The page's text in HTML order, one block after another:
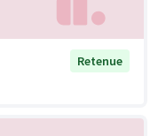
Retenue